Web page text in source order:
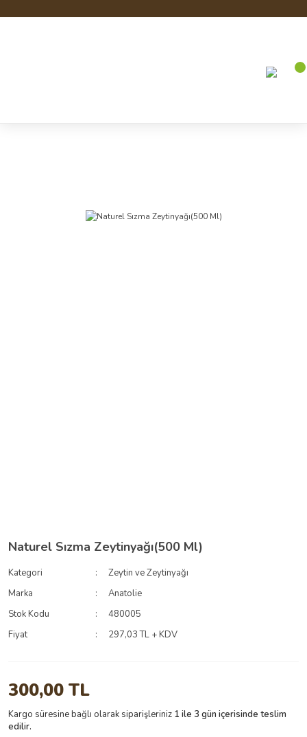
Naturel Sızma Zeytinyağı(500 Ml)
Kategori
Zeytin ve Zeytinyağı
Marka
Anatolie
Stok Kodu
480005
Fiyat
297,03 TL + KDV
300,00 TL
Kargo süresine bağlı olarak siparişleriniz 1 ile 3 gün içerisinde teslim
edilir.